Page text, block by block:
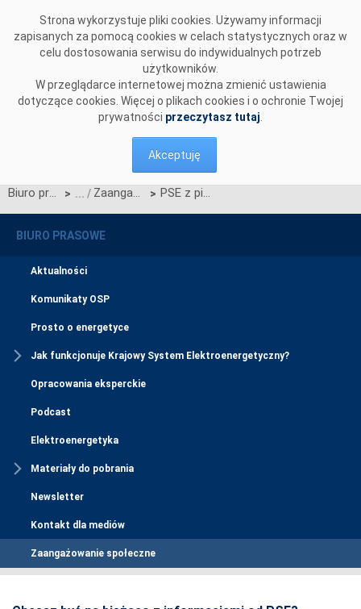
Strona wykorzystuje pliki cookies. Używamy informacji
zapisanych za pomocą cookies w celach statystycznych oraz w
celu dostosowania serwisu do indywidualnych potrzeb
użytkowników.
W przeglądarce internetowej można zmienić ustawienia
dotyczące cookies. Więcej o plikach cookies i o ochronie Twojej
prywatności przeczytasz tutaj
Akceptuję
Biuro prasowe > Zaangażowanie społeczne > PSE z piątym Złotym Listkiem CSR
BIURO PRASOWE
Aktualności
Komunikaty OSP
Prosto o energetyce
Jak funkcjonuje Krajowy System Elektroenergetyczny?
Opracowania eksperckie
Podcast
Elektroenergetyka
Materiały do pobrania
Newsletter
Kontakt dla mediów
Zaangażowanie społeczne